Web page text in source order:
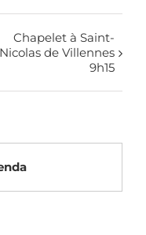
Chapelet à Saint-
Nicolas de Villennes
9h15